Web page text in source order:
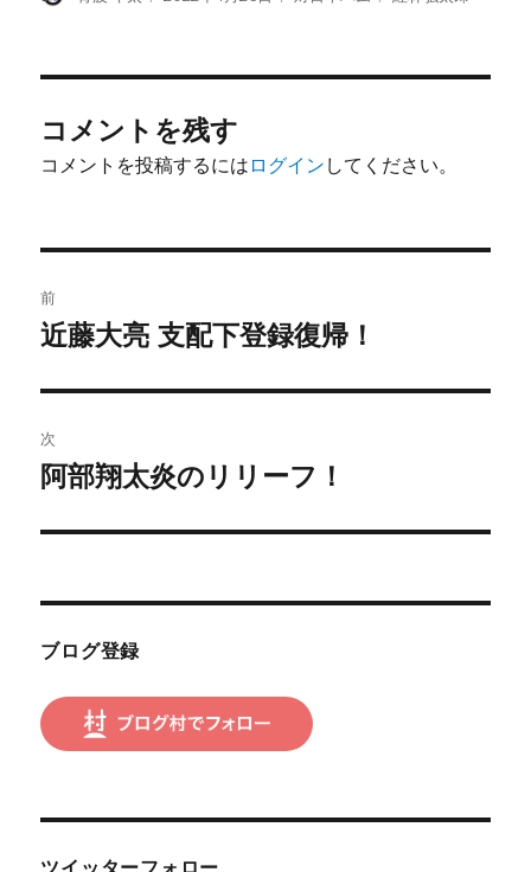
コメントを残す
コメントを投稿するには ログイン してください。
稿
ビ
ゲ
ー
前
前
投
稿:
近藤大亮 支配下登録復帰！
次
次
投
阿部翔太炎のリリーフ！
ブログ登録
ツイッターフォロー